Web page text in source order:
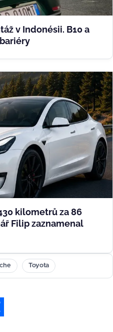
v Indonésii. B10 a
kilometrů za 86
Filip zaznamenal
Toyota